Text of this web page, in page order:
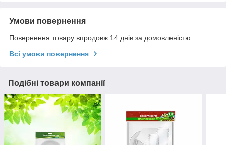
Умови повернення
Повернення товару впродовж 14 днів за домовленістю
Всі умови повернення
Подібні товари компанії